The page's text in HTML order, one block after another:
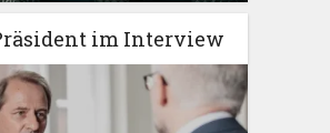
im Interview